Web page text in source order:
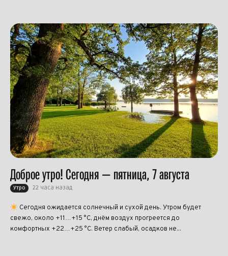
Доброе утро! Сегодня — пятница, 7 августа
Утро 22 часа назад
Сегодня ожидается солнечный и сухой день. Утром будет
свежо, около +11…+15 °C, днём воздух прогреется до
комфортных +22…+25 °C. Ветер слабый, осадков не...